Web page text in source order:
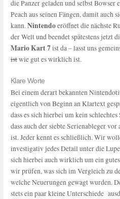
die Panzer geladen und selbst Bowser
Peach aus seinen Fängen, damit auch
kann.Nintendoeröffnet die nächste
der Welt und beendet spätestens jetzt
Mario Kart 7ist da – lasst uns
istwie gut es wirklich ist.
Klare Worte
Bei einem derart bekannten
eigentlich von Beginn an Klartext
dass es sich hierbei um kein
dass auch der siebte Serienableger
ist. Jeder kennt es schließlich. Wir
investigativ jedes Detail unter die
sich hierbei auch wirklich um ein
wir prüfen, was sich im Vergleich zu
welche Neuerungen gewagt wurden.
stets ein paar kleine Unterschiede